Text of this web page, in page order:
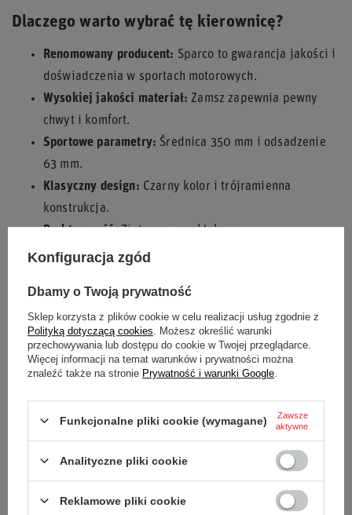
Dlaczego warto wybrać tę kierownicę?
Renomowany producent: Sparco to gwarancja jakości i
doświadczenia w sportach motorowych.
Wysokiej jakości materiał: Zamsz zapewnia pewny
chwyt i komfort.
Sportowe parametry: Średnica 350 mm i odsadzenie
63 mm.
Klasyczny design: Czarny kolor i trójramienna
konstrukcja.
Praktyczność:Zintegrowany klakson.
Poczuj różnicę z kierownicą
Stan Nowy
Akcesoria samochodowe Kierownice
Kolor Czarny
Średnica 350 mm
Konfiguracja zgód
Dbamy o Twoją prywatność
Sklep korzysta z plików cookie w celu realizacji usług zgodnie z
Polityką dotyczącą cookies . Możesz określić warunki
przechowywania lub dostępu do cookie w Twojej przeglądarce.
Więcej informacji na temat warunków i prywatności można
znaleźć także na stronie Prywatność i warunki Google
Funkcjonalne pliki cookie (wymagane)
Zawsze
aktywne
Analityczne pliki cookie
Reklamowe pliki cookie